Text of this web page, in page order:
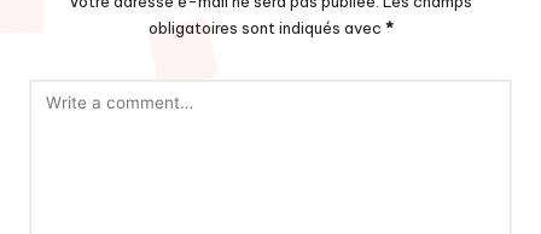
obligatoires sont indiqués avec *